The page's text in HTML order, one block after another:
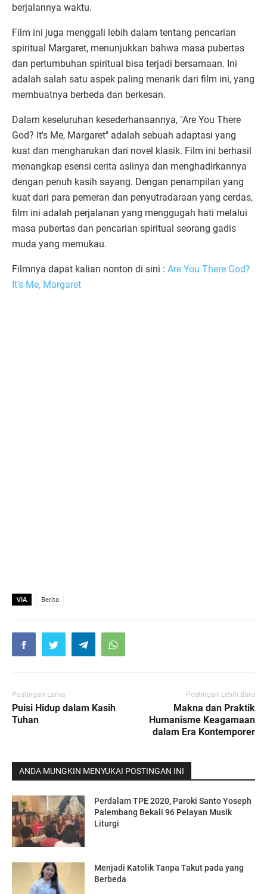
berjalannya waktu.
Film ini juga menggali lebih dalam tentang pencarian
spiritual Margaret, menunjukkan bahwa masa pubertas
dan pertumbuhan spiritual bisa terjadi bersamaan. Ini
adalah salah satu aspek paling menarik dari film ini, yang
membuatnya berbeda dan berkesan.
Dalam keseluruhan kesederhanaannya, "Are You There
God? It's Me, Margaret" adalah sebuah adaptasi yang
kuat dan mengharukan dari novel klasik. Film ini berhasil
menangkap esensi cerita aslinya dan menghadirkannya
dengan penuh kasih sayang. Dengan penampilan yang
kuat dari para pemeran dan penyutradaraan yang cerdas,
film ini adalah perjalanan yang menggugah hati melalui
masa pubertas dan pencarian spiritual seorang gadis
muda yang memukau.
Filmnya dapat kalian nonton di sini : Are You There God?
It's Me, Margaret
VIA Berita
Postingan Lama
Puisi Hidup dalam Kasih
Tuhan
Postingan Lebih Baru
Makna dan Praktik
Humanisme Keagamaan
dalam Era Kontemporer
ANDA MUNGKIN MENYUKAI POSTINGAN INI
Perdalam TPE 2020, Paroki Santo Yoseph
Palembang Bekali 96 Pelayan Musik
Liturgi
Menjadi Katolik Tanpa Takut pada yang
Berbeda